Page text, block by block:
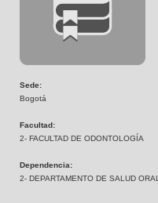
Sede:
Bogotá
Facultad:
2- FACULTAD DE ODONTOLOGÍA
Dependencia:
2- DEPARTAMENTO DE SALUD ORAL